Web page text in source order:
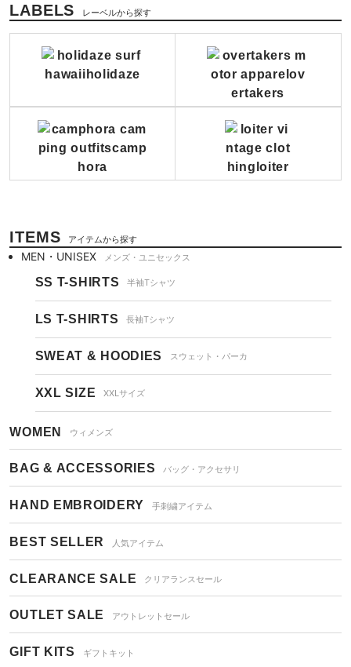
LABELS レーベルから探す
ITEMS アイテムから探す
MEN・UNISEX メンズ・ユニセックス
SS T-SHIRTS 半袖Tシャツ
LS T-SHIRTS 長袖Tシャツ
SWEAT & HOODIES スウェット・パーカ
XXL SIZE XXLサイズ
WOMEN ウィメンズ
BAG & ACCESSORIES バッグ・アクセサリ
HAND EMBROIDERY 手刺繍アイテム
BEST SELLER 人気アイテム
CLEARANCE SALE クリアランスセール
OUTLET SALE アウトレットセール
GIFT KITS ギフトキット